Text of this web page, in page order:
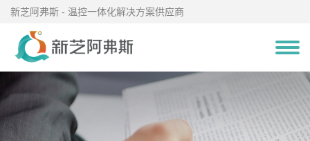
新芝阿弗斯 - 温控一体化解决方案供应商